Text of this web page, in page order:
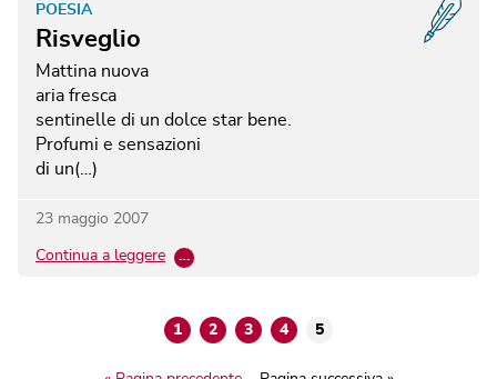
Risveglio
POESIA
Mattina nuova
aria fresca
sentinelle di un dolce star bene.
Profumi e sensazioni
di un(…)
23 maggio 2007
Continua a leggere …
1 2 3 4 5